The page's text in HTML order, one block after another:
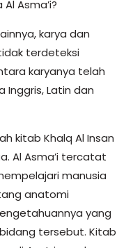
Asma’i?
karya dan
terdeteksi
karyanya telah
Inggris, Latin dan
kitab Khalq Al Insan
Al Asma’i tercatat
manusia
anatomi
yang
tersebut. Kitab